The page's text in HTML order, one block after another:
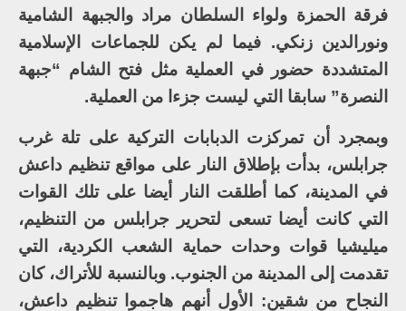
فرقة الحمزة ولواء السلطان مراد والجبهة الشامية
ونورالدين زنكي. فيما لم يكن للجماعات الإسلامية
المتشددة حضور في العملية مثل فتح الشام “جبهة
النصرة” سابقا التي ليست جزءا من العملية.
وبمجرد أن تمركزت الدبابات التركية على تلة غرب
جرابلس، بدأت بإطلاق النار على مواقع تنظيم داعش
في المدينة، كما أطلقت النار أيضا على تلك القوات
التي كانت أيضا تسعى لتحرير جرابلس من التنظيم،
ميليشيا قوات وحدات حماية الشعب الكردية، التي
تقدمت إلى المدينة من الجنوب. وبالنسبة للأتراك، كان
النجاح من شقين: الأول أنهم هاجموا تنظيم داعش،